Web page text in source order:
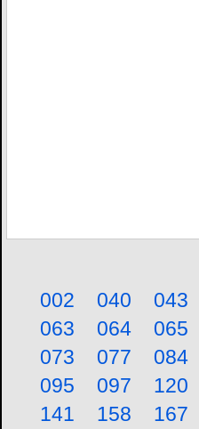
002 040 043
063
064 065
073
077 084
095
097 120
141
158 167